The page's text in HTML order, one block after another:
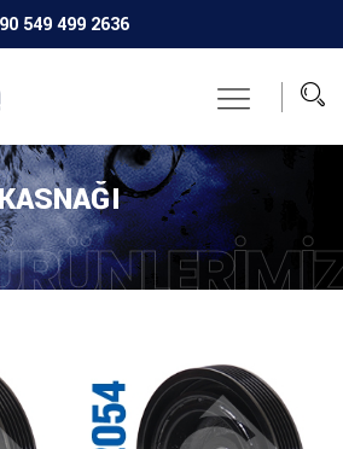
549 499 2636